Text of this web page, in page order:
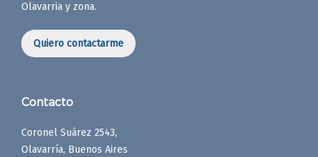
Olavarria y zona.
Quiero contactarme
Contacto
Coronel Suárez 2543,
Olavarría, Buenos Aires